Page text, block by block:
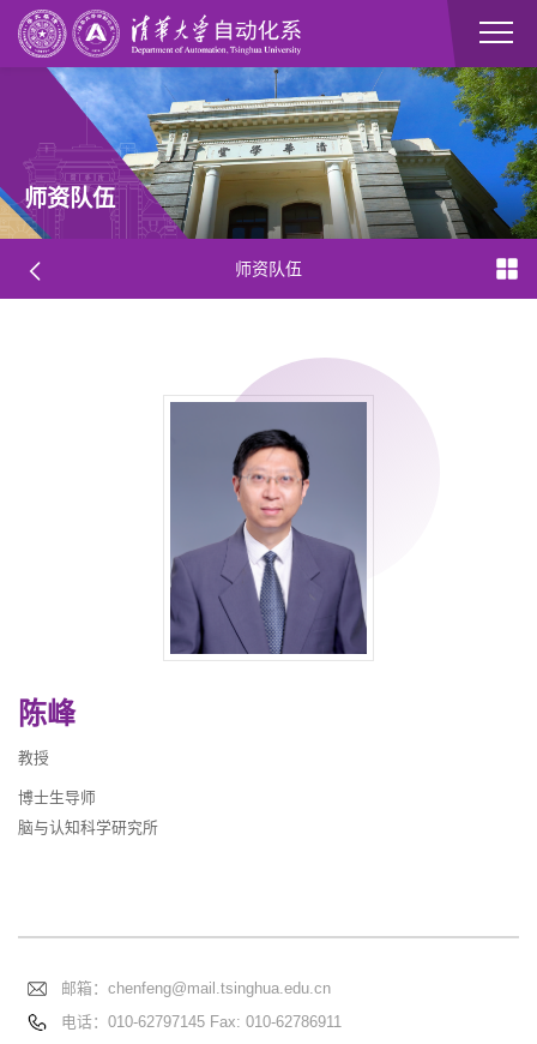
师资队伍
师资队伍
陈峰
教授
博士生导师
脑与认知科学研究所
邮箱： chenfeng@mail.tsinghua.edu.cn
电话： 010-62797145 Fax: 010-62786911